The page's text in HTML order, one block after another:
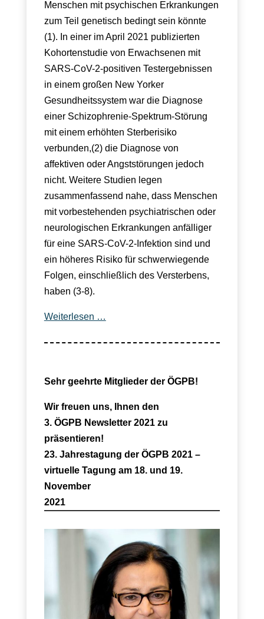
Menschen mit psychischen Erkrankungen
zum Teil genetisch bedingt sein könnte
(1). In einer im April 2021 publizierten
Kohortenstudie von Erwachsenen mit
SARS-CoV-2-positiven Testergebnissen
in einem großen New Yorker
Gesundheitssystem war die Diagnose
einer Schizophrenie-Spektrum-Störung
mit einem erhöhten Sterberisiko
verbunden,(2) die Diagnose von
affektiven oder Angststörungen jedoch
nicht. Weitere Studien legen
zusammenfassend nahe, dass Menschen
mit vorbestehenden psychiatrischen oder
neurologischen Erkrankungen anfälliger
für eine SARS-CoV-2-Infektion sind und
ein höheres Risiko für schwerwiegende
Folgen, einschließlich des Versterbens,
haben (3-8).
Weiterlesen …
Sehr geehrte Mitglieder der ÖGPB!
Wir freuen uns, Ihnen den
3. ÖGPB Newsletter 2021 zu
präsentieren!
23. Jahrestagung der ÖGPB 2021 –
virtuelle Tagung am 18. und 19.
November
2021